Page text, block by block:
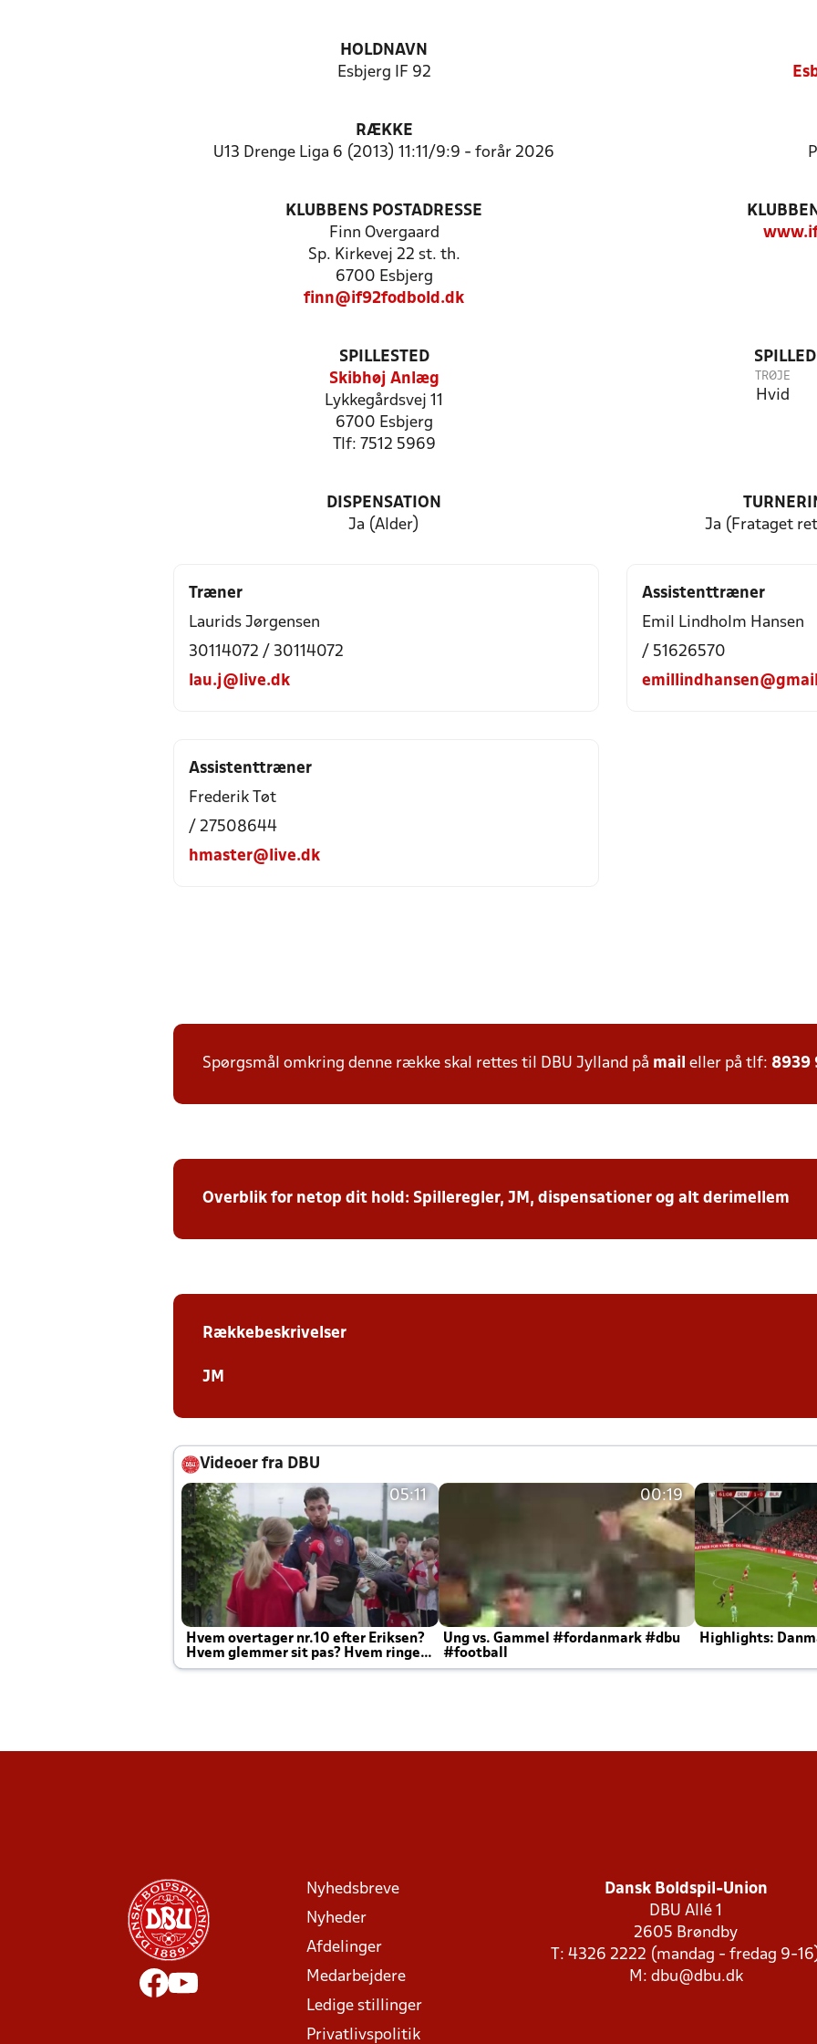
HOLDNAVN
Esbjerg IF 92
RÆKKE
U13 Drenge Liga 6 (2013) 11:11/9:9 - forår 2026
KLUBBENS POSTADRESSE
Finn Overgaard
Sp. Kirkevej 22 st. th.
6700 Esbjerg
finn@if92fodbold.dk
SPILLESTED
Skibhøj Anlæg
Lykkegårdsvej 11
6700 Esbjerg
Tlf: 7512 5969
TRØJE
Hvid
DISPENSATION
Ja (Alder)
Ja (Frataget
Træner
Laurids Jørgensen
30114072 / 30114072
lau.j@live.dk
Assistenttræner
Emil Lindholm Hansen
/ 51626570
Assistenttræner
Frederik Tøt
/ 27508644
hmaster@live.dk
Spørgsmål omkring denne række skal rettes til DBU Jylland på mail eller på tlf: 8939
Overblik for netop dit hold: Spilleregler, JM, dispensationer og alt derimellem
Rækkebeskrivelser
JM
Videoer fra DBU
05:11
Hvem overtager nr.10 efter Eriksen?
Hvem glemmer sit pas? Hvem ringer
Joachim altid til efter kampe?
00:19
Ung vs. Gammel #fordanmark #dbu
#football
Highlights:
Nyhedsbreve
Nyheder
Afdelinger
Medarbejdere
Ledige stillinger
Privatlivspolitik
Dansk Boldspil-Union
DBU Allé 1
2605 Brøndby
T: 4326 2222 (mandag - fredag 9-
M: dbu@dbu.dk